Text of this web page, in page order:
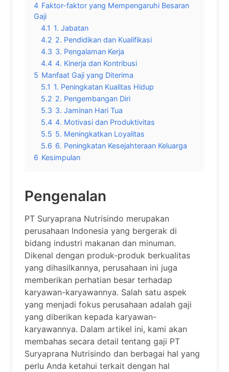
4 Faktor-faktor yang Mempengaruhi Besaran
Gaji
4.1 1. Jabatan
4.2 2. Pendidikan dan Kualifikasi
4.3 3. Pengalaman Kerja
4.4 4. Kinerja dan Kontribusi
5 Manfaat Gaji yang Diterima
5.1 1. Peningkatan Kualitas Hidup
5.2 2. Pengembangan Diri
5.3 3. Jaminan Hari Tua
5.4 4. Motivasi dan Produktivitas
5.5 5. Meningkatkan Loyalitas
5.6 6. Peningkatan Kesejahteraan Keluarga
6 Kesimpulan
Pengenalan
PT Suryaprana Nutrisindo merupakan
perusahaan Indonesia yang bergerak di
bidang industri makanan dan minuman.
Dikenal dengan produk-produk berkualitas
yang dihasilkannya, perusahaan ini juga
memberikan perhatian besar terhadap
karyawan-karyawannya. Salah satu aspek
yang menjadi fokus perusahaan adalah gaji
yang diberikan kepada karyawan-
karyawannya. Dalam artikel ini, kami akan
membahas secara detail tentang gaji PT
Suryaprana Nutrisindo dan berbagai hal yang
perlu Anda ketahui terkait dengan hal